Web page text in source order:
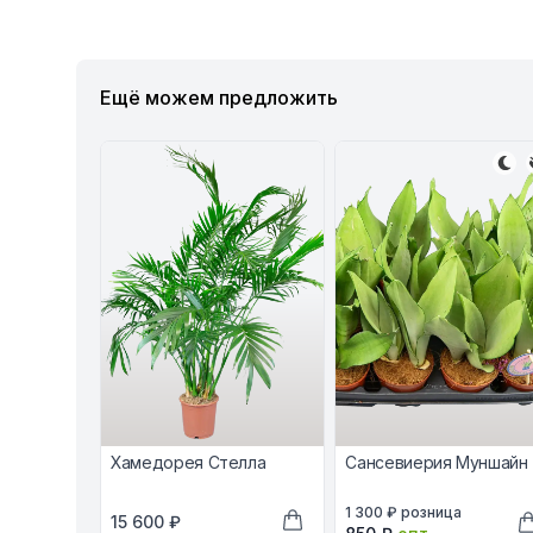
Ещё можем предложить
Хамедорея Стелла
В наличии, цена в рублях
15 600 ₽
Сансевиерия Муншайн
В наличии, цена в рублях
1 300 ₽ розница